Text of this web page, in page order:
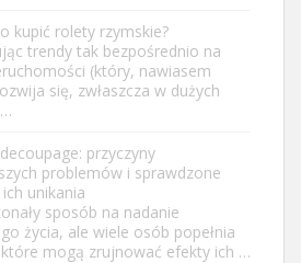
kupić rolety rzymskie?
trendy tak bezpośrednio na
(który, nawiasem
się, zwłaszcza w dużych
przyczyny
problemów i sprawdzone
unikania
sposób na nadanie
życia, ale wiele osób popełnia
które mogą zrujnować efekty ich …